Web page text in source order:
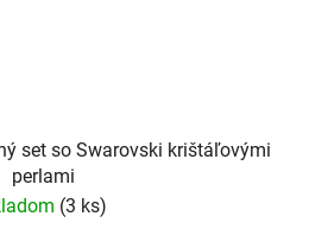
set so Swarovski krištáľovými
perlami
(3 ks)